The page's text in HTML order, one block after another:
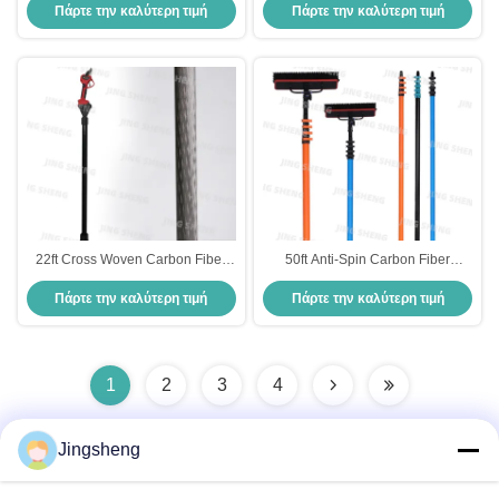
υπό πίεση, βιομηχανικό
καθαρισμό, καθαρισμό
Πάρτε την καλύτερη τιμή
26ft 32ft 50ft για την ηλεκτρική
σκούπα
Πάρτε την καλύτερη τιμή
22ft Cross Woven Carbon Fiber
Plug-in Tree Pruner για την
δασοκομία 2000 μπαταρία ιόντων
λιθίου OEM
Πάρτε την καλύτερη τιμή
50ft Anti-Spin Carbon Fiber
Telescopic Window Cleaning Pole
Για το καθαρισμό των πολυώρων
παραθύρων, ηλιακών συλλεκτών
Πάρτε την καλύτερη τιμή
1 2 3 4
Jingsheng